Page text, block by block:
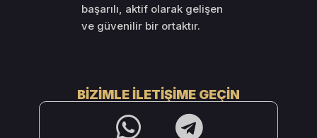
başarılı, aktif olarak gelişen
ve güvenilir bir ortaktır.
BIZIMLE İLETIŞIME GEÇIN